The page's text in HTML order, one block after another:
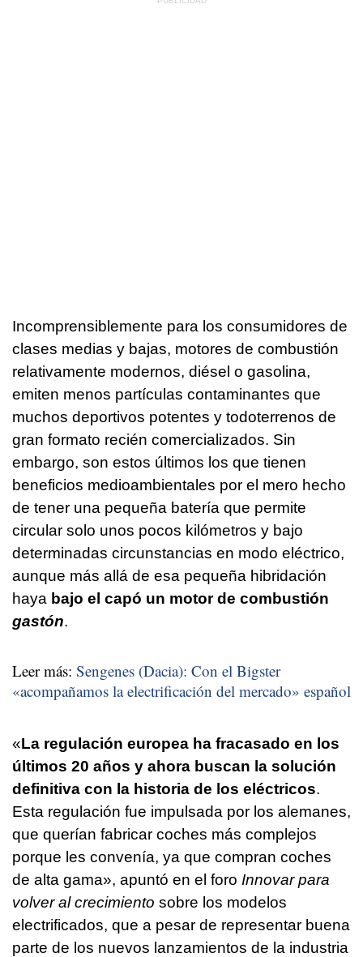
Incomprensiblemente para los consumidores de
clases medias y bajas, motores de combustión
relativamente modernos, diésel o gasolina,
emiten menos partículas contaminantes que
muchos deportivos potentes y todoterrenos de
gran formato recién comercializados. Sin
embargo, son estos últimos los que tienen
beneficios medioambientales por el mero hecho
de tener una pequeña batería que permite
circular solo unos pocos kilómetros y bajo
determinadas circunstancias en modo eléctrico,
aunque más allá de esa pequeña hibridación
haya bajo el capó un motor de combustión
gastón.
Leer más: Sengenes (Dacia): Con el Bigster
«acompañamos la electrificación del mercado» español
«La regulación europea ha fracasado en los
últimos 20 años y ahora buscan la solución
definitiva con la historia de los eléctricos.
Esta regulación fue impulsada por los alemanes,
que querían fabricar coches más complejos
porque les convenía, ya que compran coches
de alta gama», apuntó en el foro Innovar para
volver al crecimiento sobre los modelos
electrificados, que a pesar de representar buena
parte de los nuevos lanzamientos de la industria